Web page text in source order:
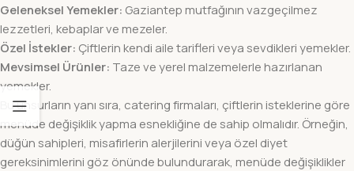
Geleneksel Yemekler: Gaziantep mutfağının vazgeçilmez
lezzetleri, kebaplar ve mezeler.
Özel İstekler: Çiftlerin kendi aile tarifleri veya sevdikleri yemekler.
Mevsimsel Ürünler: Taze ve yerel malzemelerle hazırlanan
yemekler.
Bu unsurların yanı sıra, catering firmaları, çiftlerin isteklerine göre
menüde değişiklik yapma esnekliğine de sahip olmalıdır. Örneğin,
düğün sahipleri, misafirlerin alerjilerini veya özel diyet
gereksinimlerini göz önünde bulundurarak, menüde değişiklikler